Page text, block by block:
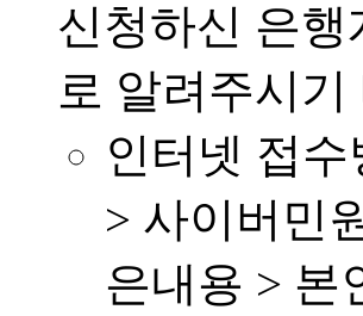
신청하신 은
로 알려주시
인터넷 접수
> 사이버민
은내용 > 본